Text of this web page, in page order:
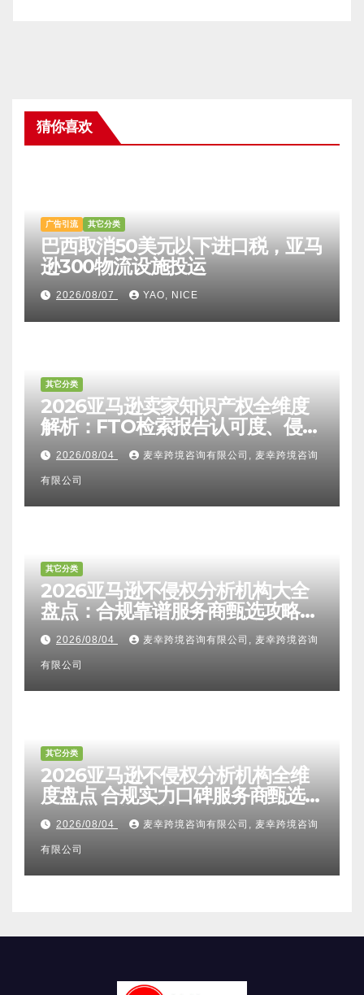
猜你喜欢
广告引流 其它分类
巴西取消50美元以下进口税，亚马
逊300物流设施投运
2026/08/07 YAO, NICE
其它分类
2026亚马逊卖家知识产权全维度
解析：FTO检索报告认可度、侵权
比对区别、TRO应诉方法及服务商
甄选避坑全攻略
2026/08/04 麦幸跨境咨询有限公司, 麦幸跨境咨询
有限公司
其它分类
2026亚马逊不侵权分析机构大全
盘点：合规靠谱服务商甄选攻略、
避坑FAQ及标杆机构实力详解
2026/08/04 麦幸跨境咨询有限公司, 麦幸跨境咨询
有限公司
其它分类
2026亚马逊不侵权分析机构全维
度盘点 合规实力口碑服务商甄选
附跨境卖家避坑FAQ全指南
2026/08/04 麦幸跨境咨询有限公司, 麦幸跨境咨询
有限公司